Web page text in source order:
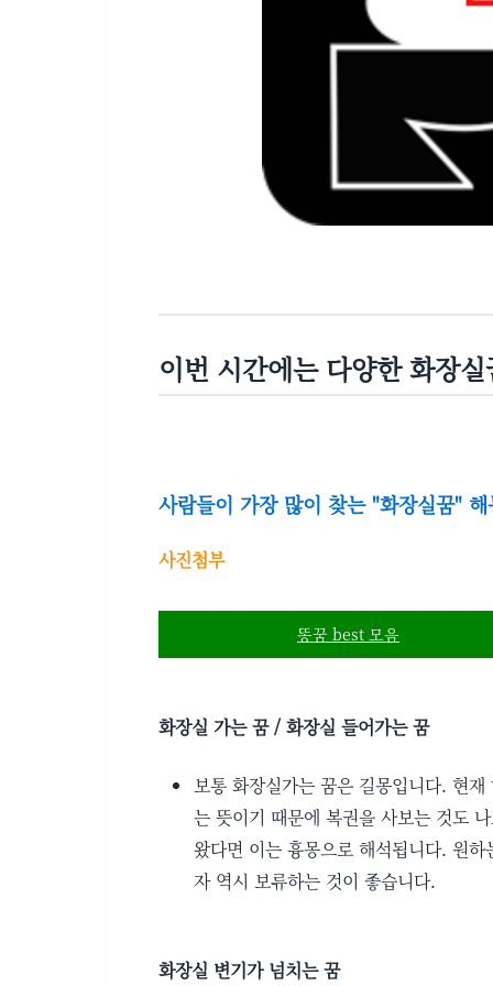
이번 시간에는 다양한 화장
사람들이 가장 많이 찾는 "화장실꿈"
사진첨부
똥꿈 best 모음
화장실 가는 꿈 / 화장실 들어가는 꿈
보통 화장실가는 꿈은 길몽입니다. 현
는 뜻이기 때문에 복권을 사보는 것도
왔다면 이는 흉몽으로 해석됩니다. 원
자 역시 보류하는 것이 좋습니다.
화장실 변기가 넘치는 꿈